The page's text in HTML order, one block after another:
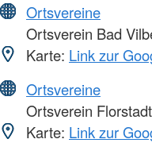
Ortsvereine
Ortsverein Bad
Karte: Link zur
Ortsvereine
Ortsverein
Karte: Link zur